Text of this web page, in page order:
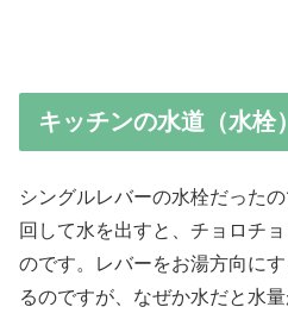
キッチンの水道（水栓）
シングルレバーの水栓だった
回して水を出すと、チョロチ
のです。レバーをお湯方向に
るのですが、なぜか水だと水